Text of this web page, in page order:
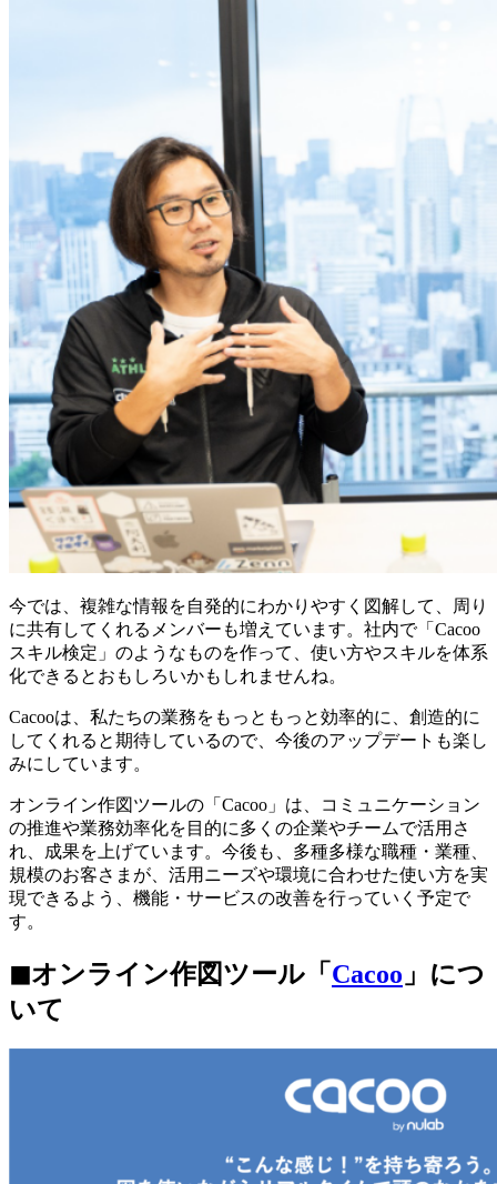
今では、複雑な情報を自発的にわかりやすく図解して、周り
に共有してくれるメンバーも増えています。社内で「Cacoo
スキル検定」のようなものを作って、使い方やスキルを体系
化できるとおもしろいかもしれませんね。
Cacooは、私たちの業務をもっともっと効率的に、創造的に
してくれると期待しているので、今後のアップデートも楽し
みにしています。
オンライン作図ツールの「Cacoo」は、コミュニケーション
の推進や業務効率化を目的に多くの企業やチームで活用さ
れ、成果を上げています。今後も、多種多様な職種・業種、
規模のお客さまが、活用ニーズや環境に合わせた使い方を実
現できるよう、機能・サービスの改善を行っていく予定で
す。
◼︎オンライン作図ツール「 Cacoo 」につ
いて